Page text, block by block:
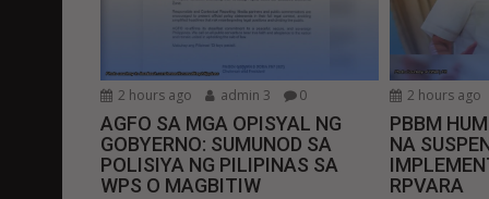
2 hours ago admin 3 0
AGFO SA MGA OPISYAL NG
GOBYERNO: SUMUNOD SA
POLISIYA NG PILIPINAS SA
WPS O MAGBITIW
2 hours ago
PBBM
NA
RPVARA